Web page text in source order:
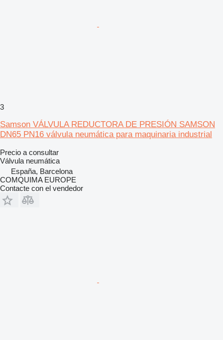
3
Samson VÁLVULA REDUCTORA DE PRESIÓN SAMSON
DN65 PN16 válvula neumática para maquinaria industrial
Precio a consultar
Válvula neumática
España, Barcelona
COMQUIMA EUROPE
Contacte con el vendedor